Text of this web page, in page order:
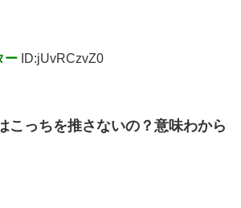
ー ID:jUvRCzvZ0
こっちを推さないの？意味わから